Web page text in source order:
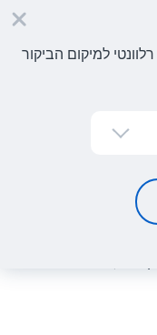
למיקום הביקור